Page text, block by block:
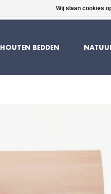
GRATIS BEZORGD
HOUTEN BEDDEN
Wij slaan cookies